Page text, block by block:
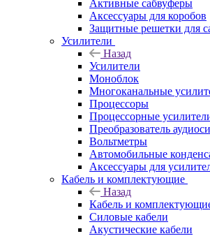
Активные сабвуферы
Аксессуары для коробов
Защитные решетки для
Усилители
Назад
Усилители
Моноблок
Многоканальные
Процессоры
Процессорные
Преобразователь
Вольтметры
Автомобильные
Аксессуары для
Кабель и комплектующие
Назад
Кабель и
Силовые кабели
Акустические кабели